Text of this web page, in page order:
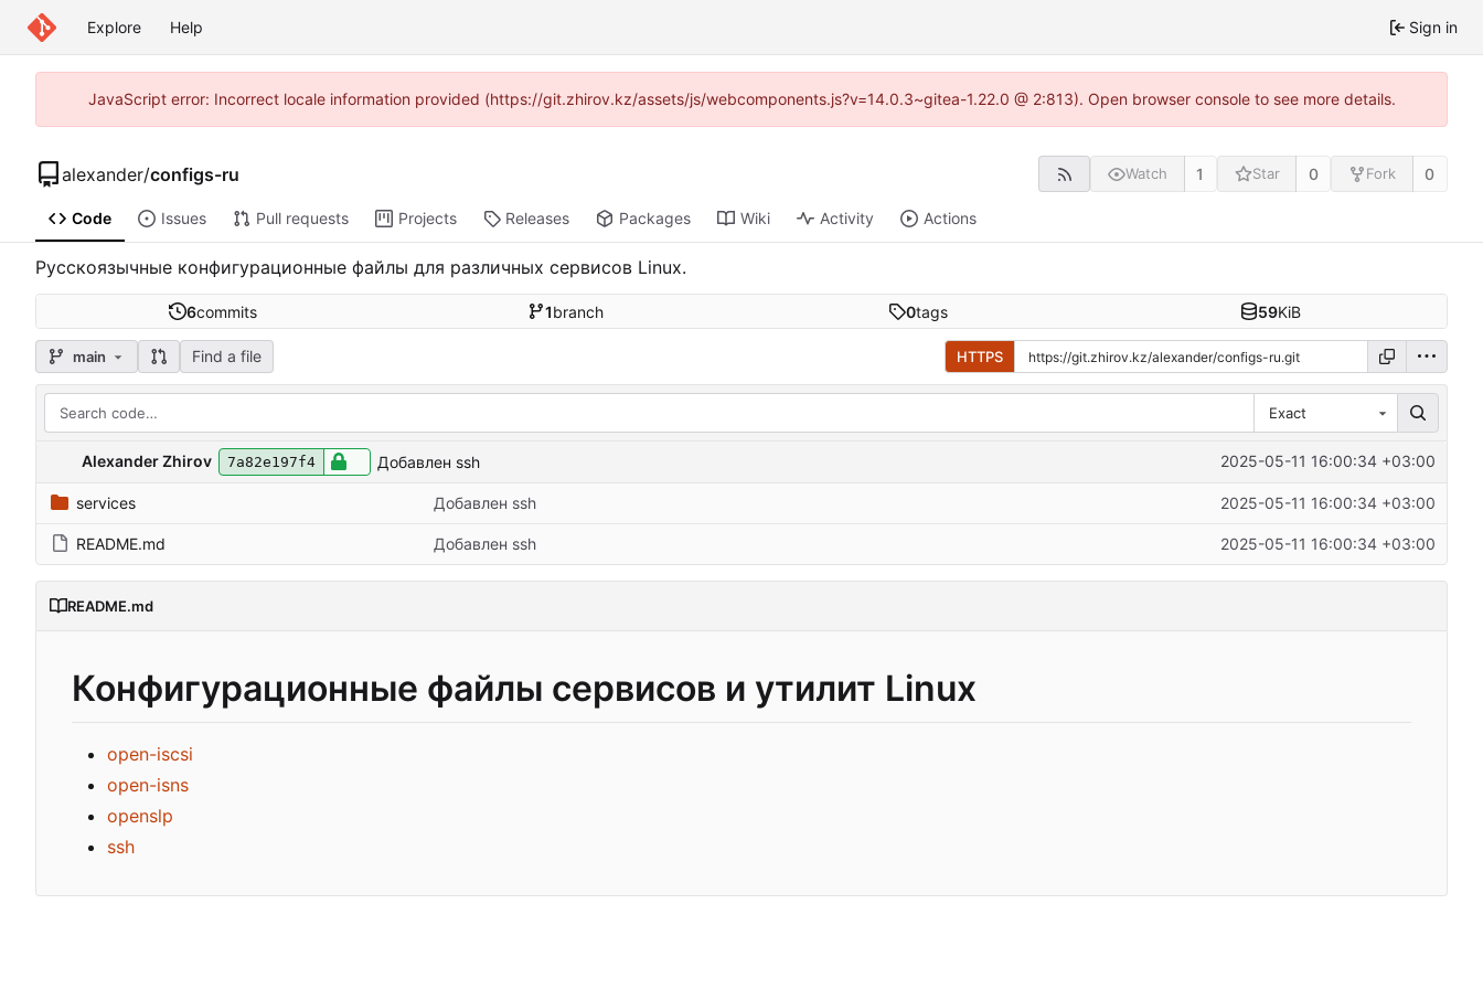
Explore Help Sign in
JavaScript error: Incorrect locale information provided (https://git.zhirov.kz/assets/js/webcomponents.js?v=14.0.3~gitea-1.22.0 @ 2:813). Open browser console to see more details.
alexander/configs-ru Watch 1 Star 0 Fork 0
Code Issues Pull requests Projects Releases Packages Wiki Activity Actions
Русскоязычные конфигурационные файлы для различных сервисов Linux.
6commits 1branch 0tags 59KiB
main Find a file HTTPS
Exact
Alexander Zhirov 7a82e197f4 Добавлен ssh 2025-05-11 16:00:34 +03:00
services Добавлен ssh 2025-05-11 16:00:34 +03:00
README.md Добавлен ssh 2025-05-11 16:00:34 +03:00
README.md
Конфигурационные файлы сервисов и утилит Linux
open-iscsi
open-isns
openslp
ssh